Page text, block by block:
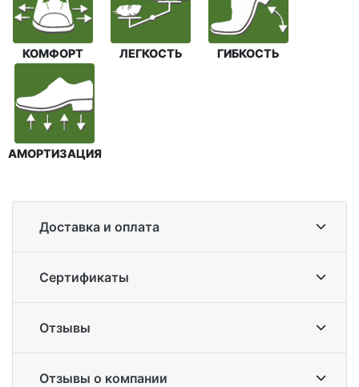
КОМФОРТ ЛЕГКОСТЬ ГИБКОСТЬ
АМОРТИЗАЦИЯ
Доставка и оплата
Сертификаты
Отзывы
Отзывы о компании